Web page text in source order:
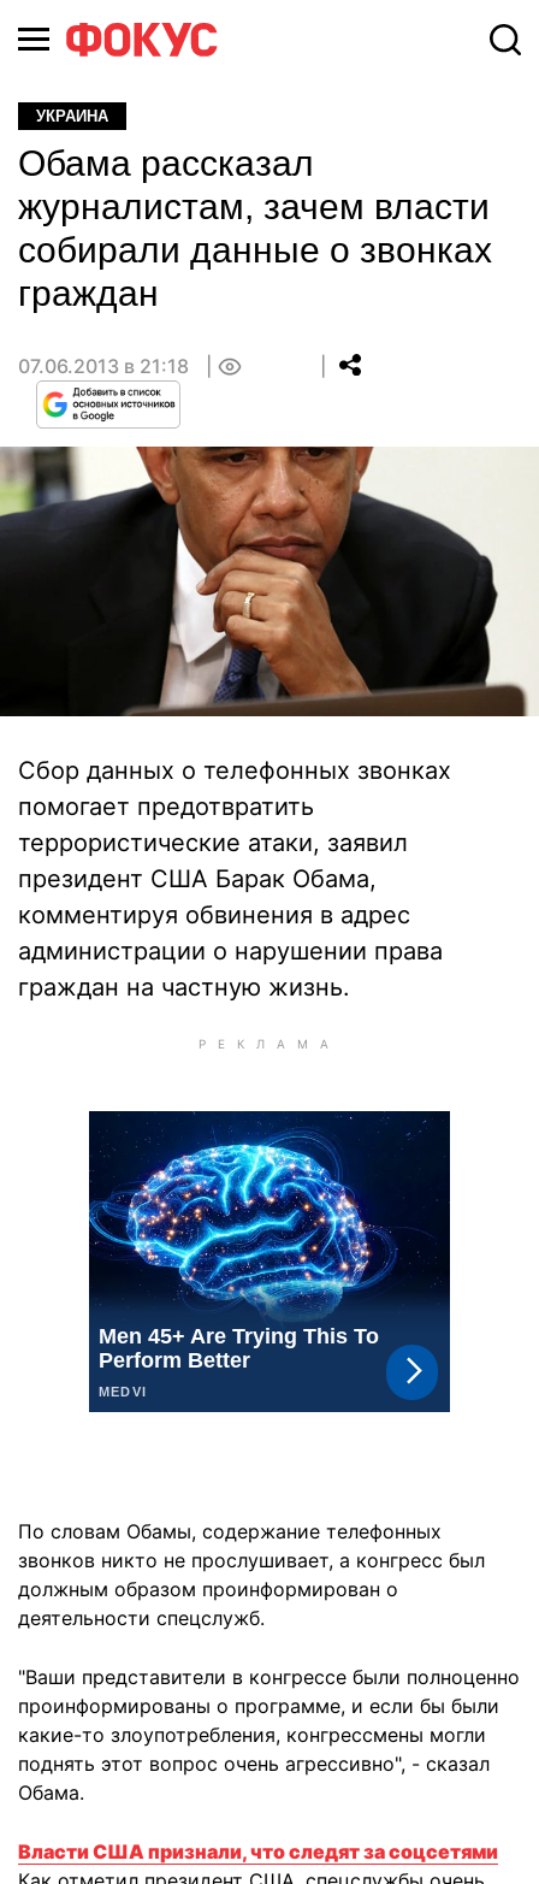
УКРАИНА
Обама рассказал
журналистам, зачем власти
собирали данные о звонках
граждан
07.06.2013 в 21:18
Сбор данных о телефонных звонках
помогает предотвратить
террористические атаки, заявил
президент США Барак Обама,
комментируя обвинения в адрес
администрации о нарушении права
граждан на частную жизнь.
По словам Обамы, содержание телефонных
звонков никто не прослушивает, а конгресс был
должным образом проинформирован о
деятельности спецслужб.
"Ваши представители в конгрессе были полноценно
проинформированы о программе, и если бы были
какие-то злоупотребления, конгрессмены могли
поднять этот вопрос очень агрессивно", - сказал
Обама.
Власти США признали, что следят за соцсетями